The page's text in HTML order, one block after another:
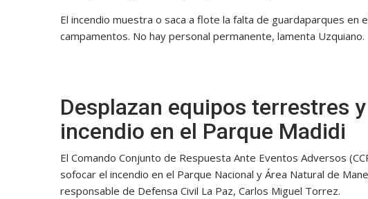
El incendio muestra o saca a flote la falta de guardaparques en
campamentos. No hay personal permanente, lamenta Uzquiano.
Desplazan equipos terrestres
incendio en el Parque Madidi
El Comando Conjunto de Respuesta Ante Eventos Adversos
sofocar el incendio en el Parque Nacional y Área Natural de
responsable de Defensa Civil La Paz, Carlos Miguel Torrez.